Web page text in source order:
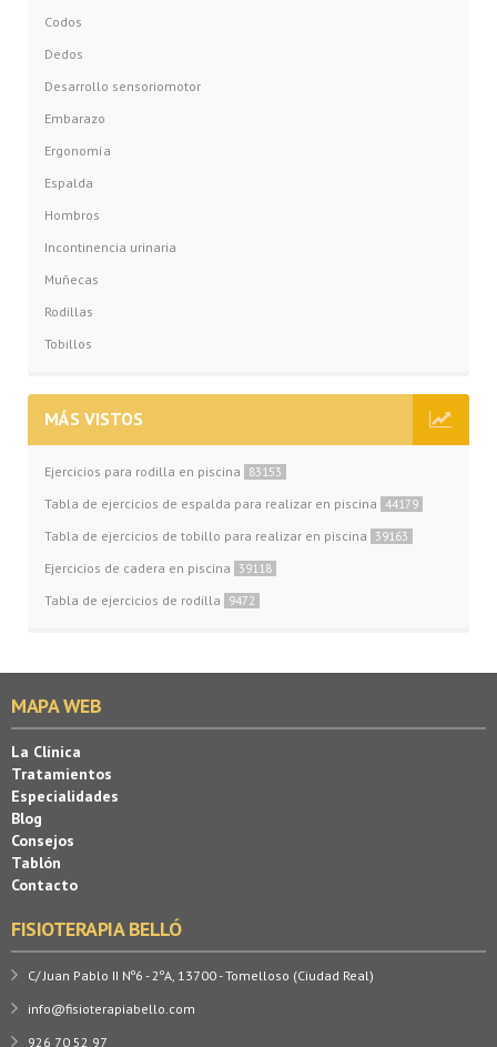
Codos
Dedos
Desarrollo sensoriomotor
Embarazo
Ergonomía
Espalda
Hombros
Incontinencia urinaria
Muñecas
Rodillas
Tobillos
MÁS VISTOS
Ejercicios para rodilla en piscina 83153
Tabla de ejercicios de espalda para realizar en piscina 44179
Tabla de ejercicios de tobillo para realizar en piscina 39163
Ejercicios de cadera en piscina 39118
Tabla de ejercicios de rodilla 9472
MAPA WEB
La Clínica
Tratamientos
Especialidades
Blog
Consejos
Tablón
Contacto
FISIOTERAPIA BELLÓ
C/ Juan Pablo II Nº6 - 2ºA, 13700 - Tomelloso (Ciudad Real)
info@fisioterapiabello.com
926 70 52 97